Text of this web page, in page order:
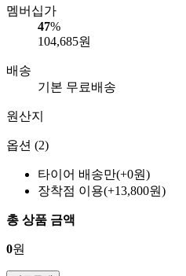
멤버십가
47%
104,685원
배송
기본 무료배송
원산지
옵션 (2)
타이어 배송만(+0원)
장착점 이용(+13,800원)
총 상품 금액
0원